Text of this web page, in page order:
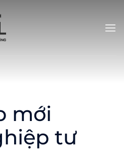
mới
tư